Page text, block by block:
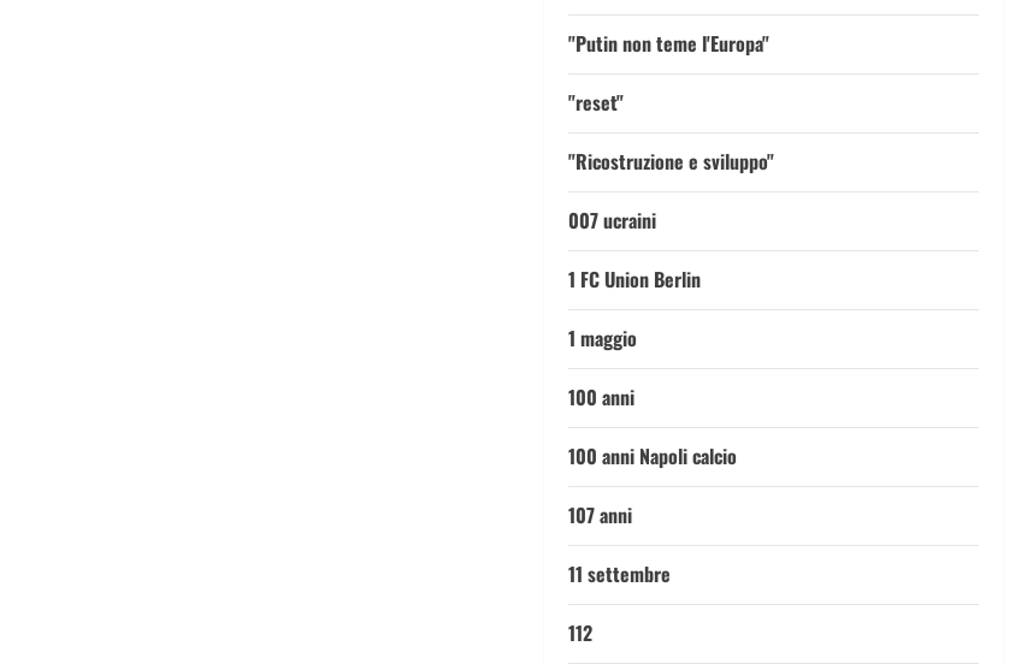
"Putin non teme l'Europa"
"reset"
"Ricostruzione e sviluppo"
007 ucraini
1 FC Union Berlin
1 maggio
100 anni
100 anni Napoli calcio
107 anni
11 settembre
112